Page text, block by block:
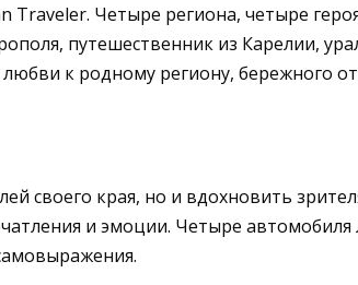
Traveler. Четыре региона, четыре
путешественник из Карелии,
к родному региону, бережного
своего края, но и вдохновить
и эмоции. Четыре